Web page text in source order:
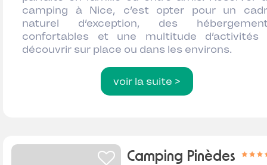
camping à Nice, c’est opter pour un
naturel d’exception, des
confortables et une multitude d’activités
découvrir sur place ou dans les environs.
voir la suite >
Camping Pinèdes